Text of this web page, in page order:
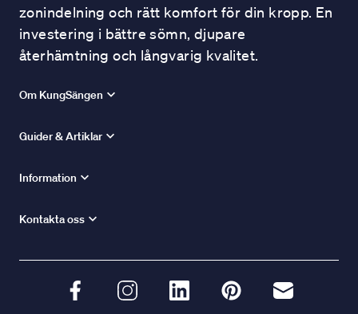
zonindelning och rätt komfort för din kropp. En
investering i bättre sömn, djupare
återhämtning och långvarig kvalitet.
Om KungSängen
Guider & Artiklar
Information
Kontakta oss